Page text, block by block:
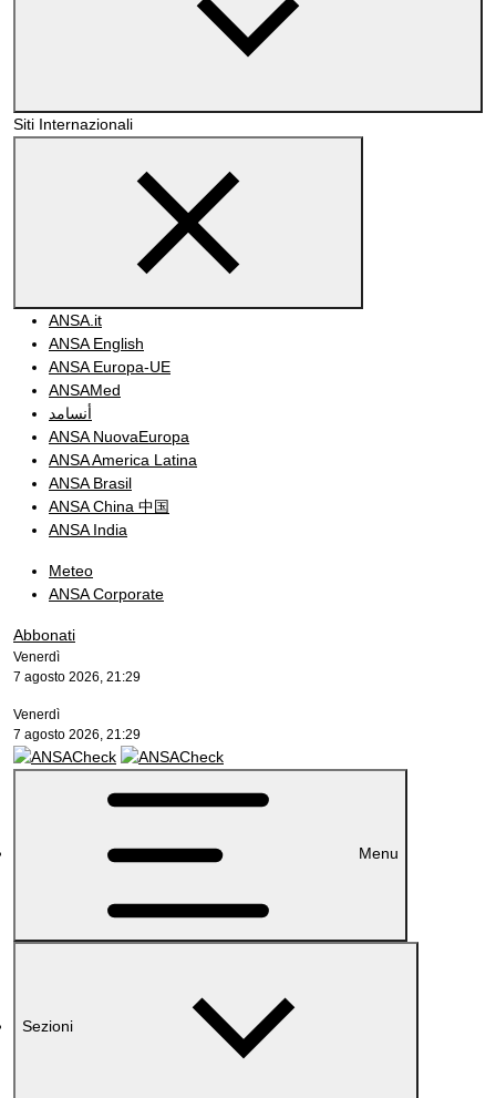
Siti Internazionali
ANSA.it
ANSA English
ANSA Europa-UE
ANSAMed
أنسامد
ANSA NuovaEuropa
ANSA America Latina
ANSA Brasil
ANSA China 中国
ANSA India
Meteo
ANSA Corporate
Abbonati
Venerdì
7 agosto 2026, 21:29
Venerdì
7 agosto 2026, 21:29
Menu
Sezioni